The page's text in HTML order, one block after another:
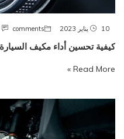
10 يناير 2023 comments
كيفية تحسين أداء مكيف السيارة
Read More »